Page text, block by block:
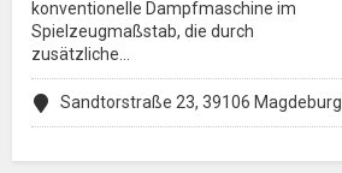
konventionelle Dampfmaschine im
Spielzeugmaßstab, die durch
zusätzliche…
Sandtorstraße 23, 39106 Magdeburg